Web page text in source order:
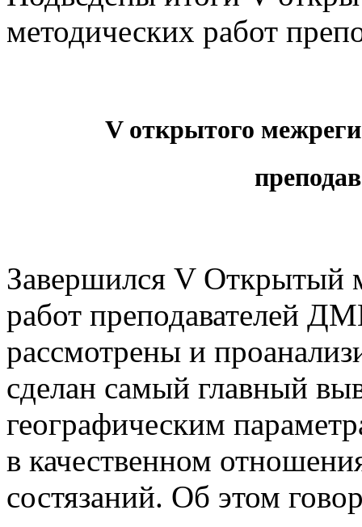
методических работ
Vоткрытого
Завершился V Открытый
работ преподавателей
рассмотрены и
сделан самый главный
географическим
в качественном
состязаний. Об этом